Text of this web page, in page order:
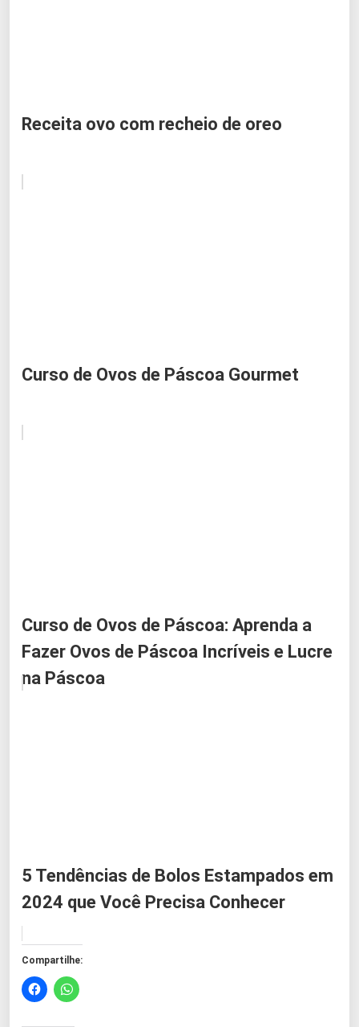
Receita ovo com recheio de oreo
Curso de Ovos de Páscoa Gourmet
Curso de Ovos de Páscoa: Aprenda a
Fazer Ovos de Páscoa Incríveis e Lucre
na Páscoa
5 Tendências de Bolos Estampados em
2024 que Você Precisa Conhecer
Compartilhe: